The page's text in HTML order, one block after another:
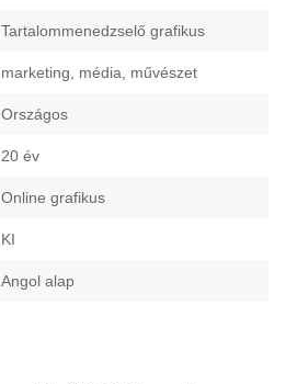
Tartalommenedzselő grafikus
marketing, média, művészet
Országos
20 év
Online grafikus
KI
Angol alap